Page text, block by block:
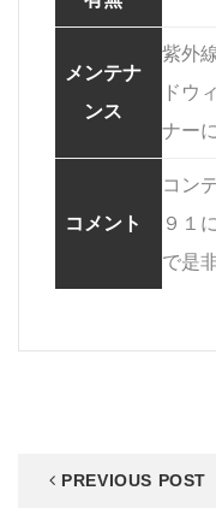
メンテナ
ンス
紫外
ドウ
ナー
コメント
コン
９１
で是非
PREVIOUS POST